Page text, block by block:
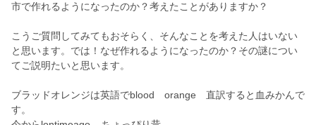
市で作れるようになったのか？考えたことがありますか？
こうご質問してみてもおそらく、そんなことを考えた人はいない
と思います。では！なぜ作れるようになったのか？その謎につい
てご説明たいと思います。
ブラッドオレンジは英語でblood orange 直訳すると血みかんで
す。